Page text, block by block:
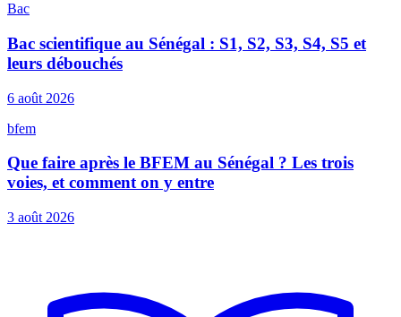
Bac
Bac scientifique au Sénégal : S1, S2, S3, S4, S5 et
leurs débouchés
6 août 2026
bfem
Que faire après le BFEM au Sénégal ? Les trois
voies, et comment on y entre
3 août 2026